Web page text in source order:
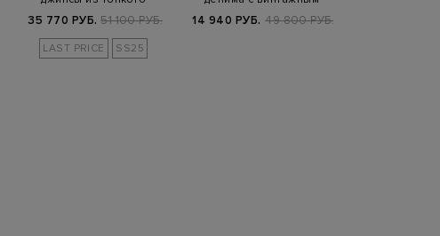
35 770 РУБ. 51 100 РУБ.
LAST PRICE SS25
14 940 РУБ. 49 800 РУБ.